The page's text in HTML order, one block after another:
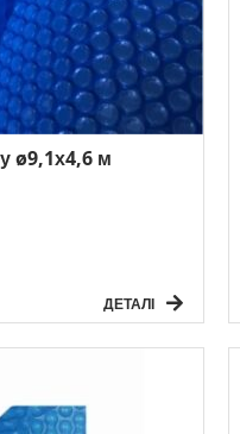
ø9,1х4,6 м
ДЕТАЛІ